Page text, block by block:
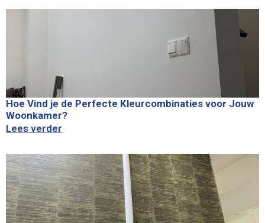
Hoe Vind je de Perfecte Kleurcombinaties voor Jouw
Woonkamer?
Lees verder